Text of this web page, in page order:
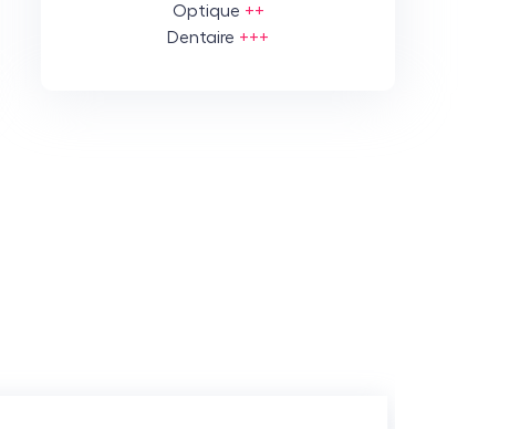
Optique ++
Dentaire +++